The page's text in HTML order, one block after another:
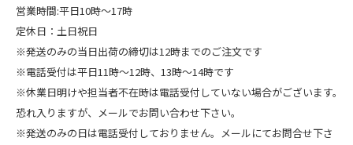
営業時間:平日10時～17時
定休日：土日祝日
※発送のみの当日出荷の締切は12時までのご注文です
※電話受付は平日11時～12時、13時～14時です
※休業日明けや担当者不在時は電話受付していない場合がございます。
恐れ入りますが、メールでお問い合わせ下さい。
※発送のみの日は電話受付しておりません。メールにてお問合せ下さ